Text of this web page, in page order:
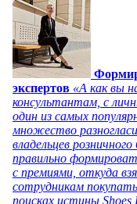
экспертов «А как вы
консультантам, с
один из самых
множество
владельцев
правильно
с премиями, откуда
сотрудникам
поисках истины Shoes